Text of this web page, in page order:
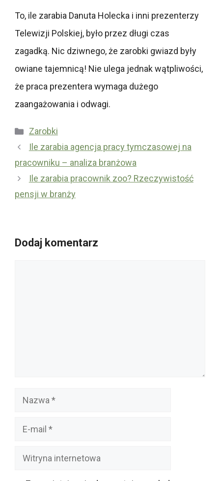
To, ile zarabia Danuta Holecka i inni prezenterzy
Telewizji Polskiej, było przez długi czas
zagadką. Nic dziwnego, że zarobki gwiazd były
owiane tajemnicą! Nie ulega jednak wątpliwości,
że praca prezentera wymaga dużego
zaangażowania i odwagi.
Kategorie
Zarobki
Ile zarabia agencja pracy tymczasowej na
pracowniku – analiza branżowa
Ile zarabia pracownik zoo? Rzeczywistość
pensji w branży
Dodaj komentarz
Nazwa
Witryna